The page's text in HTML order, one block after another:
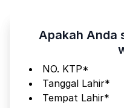
Apakah Anda
alamat
Alamat yang lengkap
Anda sampai tepat
Apakah Anda
NO. KTP*
Tanggal Lahir*
Tempat Lahir*